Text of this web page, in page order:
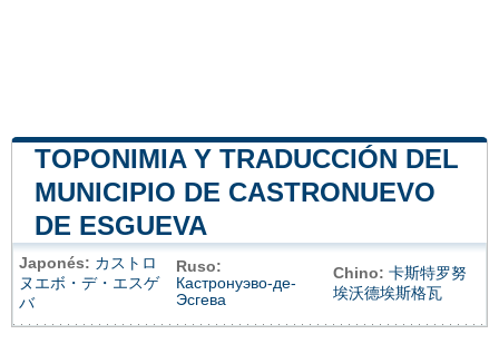
TOPONIMIA Y TRADUCCIÓN DEL
MUNICIPIO DE CASTRONUEVO
DE ESGUEVA
Japonés: カストロ
ヌエボ・デ・エスゲ
バ
Ruso:
Кастронуэво-де-
Эсгева
Chino: 卡斯特罗努
埃沃德埃斯格瓦